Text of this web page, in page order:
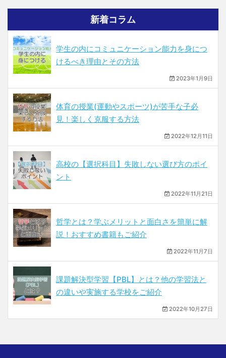
新着コラム
学生の内にコミュニケーション能力を身につ
けるべき理由とその方法
2023年1月9日
体育の授業(運動やスポーツ)が苦手な子必
見！楽しく克服する方法
2022年12月11日
高校の【選択科目】失敗しない選び方のポイ
ント
2022年11月21日
哲学とは？学ぶメリットと面白さを簡単に解
説！おすすめ書籍もご紹介
2022年11月7日
課題解決型学習【PBL】とは？他の学習法と
の違いや実施する学校をご紹介
2022年10月27日